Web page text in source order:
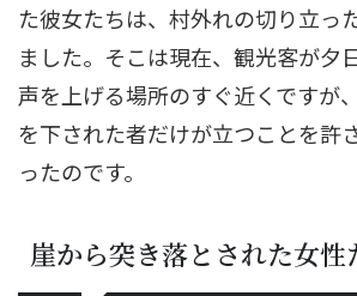
た彼女たちは、村外れの切り立っ
ました。そこは現在、観光客が夕
声を上げる場所のすぐ近くですが
を下された者だけが立つことを許
ったのです。
崖から突き落とされた女性